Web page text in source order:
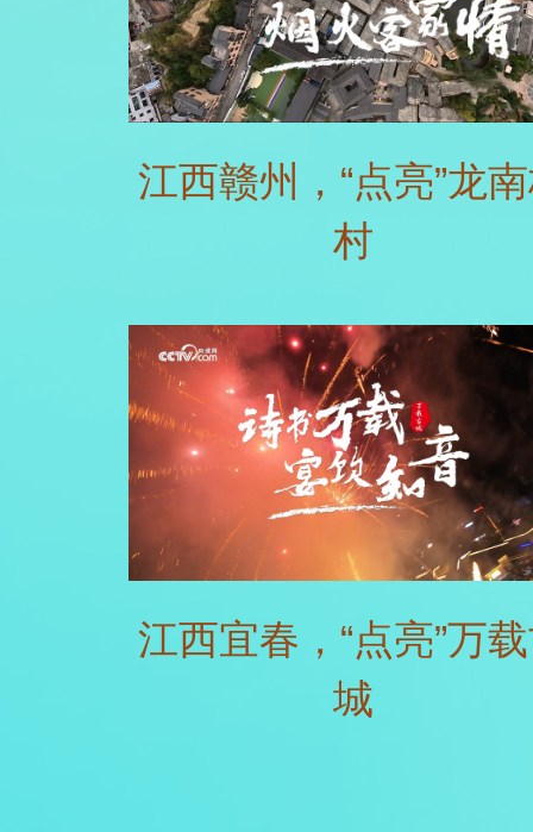
江西赣州，“点亮”龙
村
江西宜春，“点亮”万
城